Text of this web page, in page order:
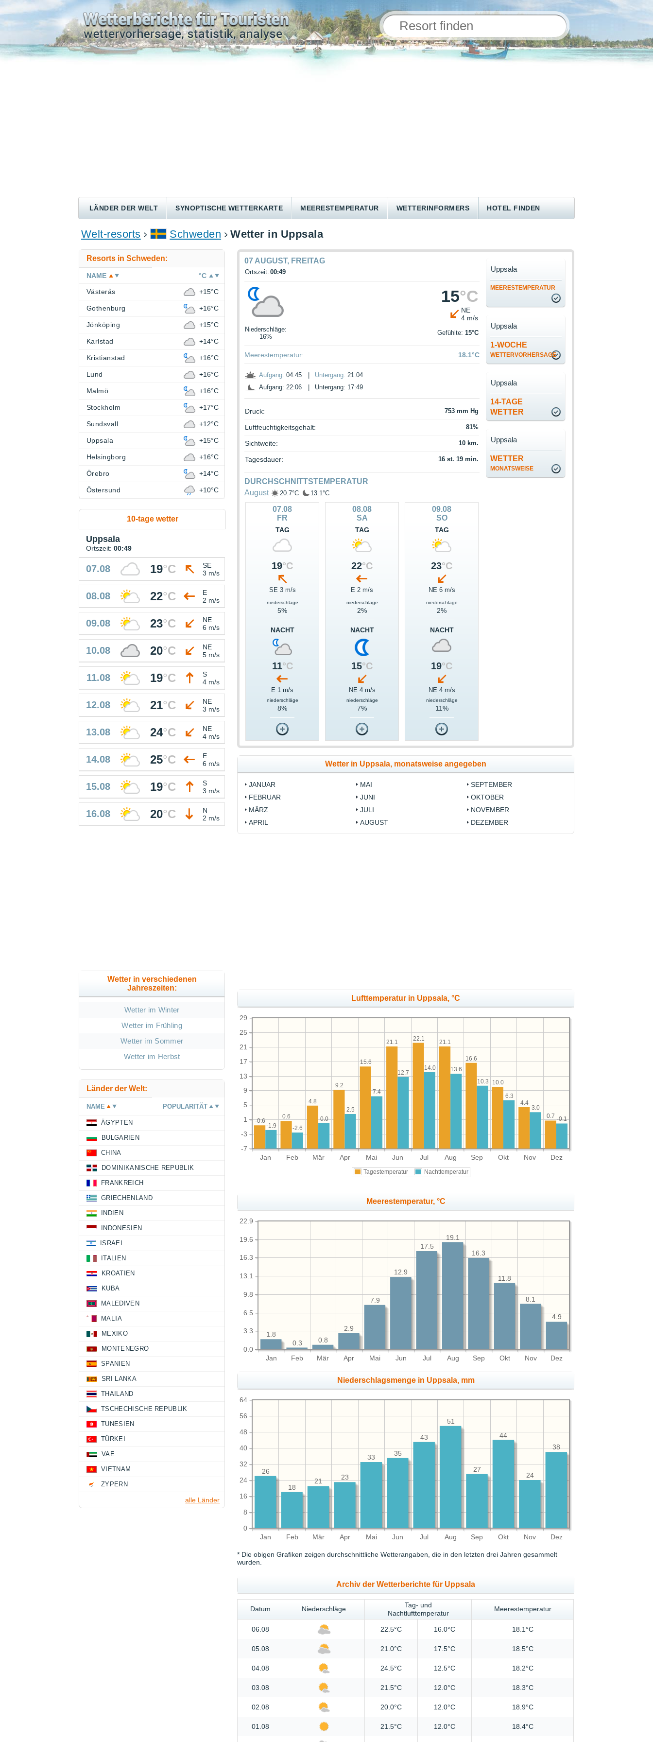
LÄNDER DER WELT SYNOPTISCHE WETTERKARTE MEERESTEMPERATUR WETTERINFORMERS HOTEL FINDEN
Welt-resorts Schweden Wetter in Uppsala
07 AUGUST, FREITAG
Ortszeit: 00:49
15°C
NE
4 m/s
Niederschläge:
16%
Gefühlte:15°C
Meerestemperatur: 18.1°C
Aufgang: 04:45 Untergang: 21:04
Aufgang: 22:06
Untergang: 17:49
Druck: 753 mm Hg
Luftfeuchtigkeitsgehalt: 81%
Sichtweite: 10 km.
Tagesdauer: 16 st. 19 min.
DURCHSCHNITTSTEMPERATUR
August
20.7°C 13.1°C
07.08
FR
TAG
19°C
SE 3 m/s
niederschläge
5%
NACHT
11°C
E 1 m/s
niederschläge
8%
08.08
SA
TAG
22°C
E 2 m/s
niederschläge
2%
NACHT
15°C
NE 4 m/s
niederschläge
7%
09.08
SO
TAG
23°C
NE 6 m/s
niederschläge
2%
NACHT
19°C
NE 4 m/s
niederschläge
11%
MEERESTEMPERATUR
Uppsala
1-WOCHE
WETTERVORHERSAGE
Uppsala
14-TAGE
WETTER
Uppsala
WETTER
MONATSWEISE
Uppsala
Wetter in Uppsala, monatsweise angegeben
JANUAR
FEBRUAR
MÄRZ
APRIL
MAI
JUNI
JULI
AUGUST
SEPTEMBER
OKTOBER
NOVEMBER
DEZEMBER
Lufttemperatur in Uppsala, °C
Jan Feb Mär Apr Mai Jun Jul Aug Sep Okt Nov Dez
-7
-3
1
5
9
13
17
21
25
29
0.7
4.4
10.0
16.6
21.1
22.1
21.1
15.6
9.2
4.8
0.6
-0.6 -0.1
3.0
6.3
10.3
13.6
14.0
12.7
7.4
2.5
0.0
-2.6
-1.9
Tagestemperatur Nachttemperatur
Meerestemperatur, °C
Jan Feb Mär Apr Mai Jun Jul Aug Sep Okt Nov Dez
0.0
3.3
6.5
9.8
13.1
16.3
19.6
22.9
4.9
8.1
11.8
16.3
19.1
17.5
12.9
7.9
2.9
0.8
0.3
1.8
Niederschlagsmenge in Uppsala, mm
Jan Feb Mär Apr Mai Jun Jul Aug Sep Okt Nov Dez
0
8
16
24
32
40
48
56
64
38
24
44
27
51
43
35
33
23
21
18
26
* Die obigen Grafiken zeigen durchschnittliche Wetterangaben, die in den letzten drei Jahren gesammelt
wurden.
Archiv der Wetterberichte für Uppsala
Datum Niederschläge
Tag- und
Nachtlufttemperatur
Meerestemperatur
06.08 22.5°C 16.0°C 18.1°C
05.08 21.0°C 17.5°C 18.5°C
04.08 24.5°C 12.5°C 18.2°C
03.08 21.5°C 12.0°C 18.3°C
02.08 20.0°C 12.0°C 18.9°C
01.08 21.5°C 12.0°C 18.4°C
Resorts in Schweden:
NAME °C
Västerås +15°C
Gothenburg +16°C
Jönköping +15°C
Karlstad +14°C
Kristianstad +16°C
Lund +16°C
Malmö +16°C
Stockholm +17°C
Sundsvall +12°C
Uppsala +15°C
Helsingborg +16°C
Örebro +14°C
Östersund +10°C
10-tage wetter
Uppsala
Ortszeit: 00:49
07.08 19°C
SE
3 m/s
08.08 22°C
E
2 m/s
09.08 23°C
NE
6 m/s
10.08 20°C
NE
5 m/s
11.08 19°C
S
4 m/s
12.08 21°C
NE
3 m/s
13.08 24°C
NE
4 m/s
14.08 25°C
E
6 m/s
15.08 19°C
S
3 m/s
16.08 20°C
N
2 m/s
Wetter in verschiedenen
Jahreszeiten:
Wetter im Winter
Wetter im Frühling
Wetter im Sommer
Wetter im Herbst
Länder der Welt:
NAME POPULARITÄT
ÄGYPTEN
BULGARIEN
CHINA
DOMINIKANISCHE REPUBLIK
FRANKREICH
GRIECHENLAND
INDIEN
INDONESIEN
ISRAEL
ITALIEN
KROATIEN
KUBA
MALEDIVEN
MALTA
MEXIKO
MONTENEGRO
SPANIEN
SRI LANKA
THAILAND
TSCHECHISCHE REPUBLIK
TUNESIEN
TÜRKEI
VAE
VIETNAM
ZYPERN
alle Länder